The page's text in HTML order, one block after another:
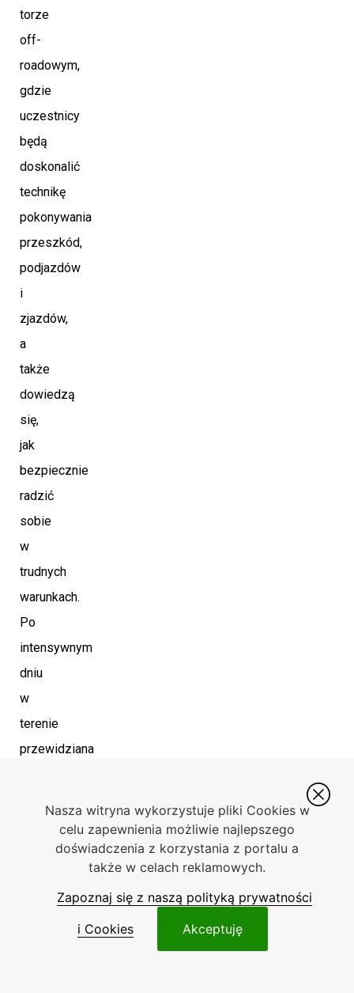
torze
off-
roadowym,
gdzie
uczestnicy
będą
doskonalić
technikę
pokonywania
przeszkód,
podjazdów
i
zjazdów,
a
także
dowiedzą
się,
jak
bezpiecznie
radzić
sobie
w
trudnych
warunkach.
Po
intensywnym
dniu
w
terenie
przewidziana
podsumowanie
zdobytych
umiejętności.
Nasza witryna wykorzystuje pliki Cookies w
celu zapewnienia możliwie najlepszego
doświadczenia z korzystania z portalu a
także w celach reklamowych.
Zapoznaj się z naszą polityką prywatności
i Cookies
Akceptuję